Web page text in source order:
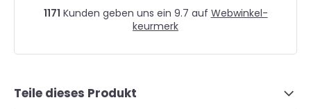
1171 Kunden geben uns ein 9.7 auf Webwinkel-
keurmerk
Teile dieses Produkt